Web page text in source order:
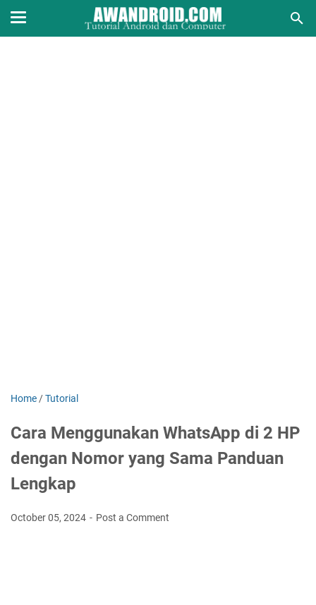
Home /Tutorial
Cara Menggunakan WhatsApp di 2 HP
dengan Nomor yang Sama Panduan
Lengkap
October 05, 2024 Post a Comment